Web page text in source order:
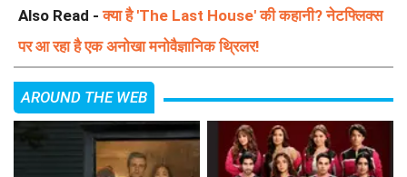
Also Read -क्या है 'The Last House' की कहानी? नेटफ्लिक्स
पर आ रहा है एक अनोखा मनोवैज्ञानिक थ्रिलर!
AROUND THE WEB